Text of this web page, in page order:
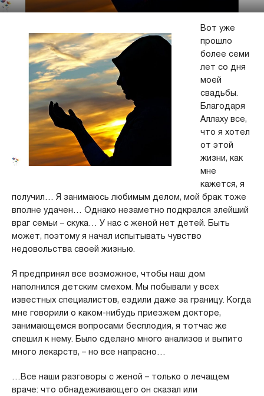
Вот уже
прошло
более семи
лет со дня
моей
свадьбы.
Благодаря
Аллаху все,
что я хотел
от этой
жизни, как
мне
кажется, я
получил… Я занимаюсь любимым делом, мой брак тоже
вполне удачен… Однако незаметно подкрался злейший
враг семьи – скука… У нас с женой нет детей. Быть
может, поэтому я начал испытывать чувство
недовольства своей жизнью.
Я предпринял все возможное, чтобы наш дом
наполнился детским смехом. Мы побывали у всех
известных специалистов, ездили даже за границу. Когда
мне говорили о каком-нибудь приезжем докторе,
занимающемся вопросами бесплодия, я тотчас же
спешил к нему. Было сделано много анализов и выпито
много лекарств, – но все напрасно…
…Все наши разговоры с женой – только о лечащем
враче: что обнадеживающего он сказал или